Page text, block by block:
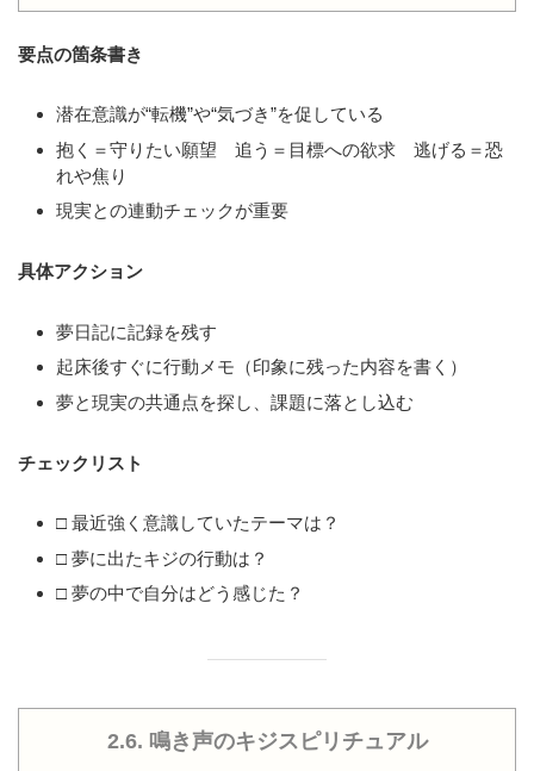
要点の箇条書き
潜在意識が“転機”や“気づき”を促している
抱く＝守りたい願望 追う＝目標への欲求 逃げる＝恐
れや焦り
現実との連動チェックが重要
具体アクション
夢日記に記録を残す
起床後すぐに行動メモ（印象に残った内容を書く）
夢と現実の共通点を探し、課題に落とし込む
チェックリスト
□ 最近強く意識していたテーマは？
□ 夢に出たキジの行動は？
□ 夢の中で自分はどう感じた？
2.6. 鳴き声のキジスピリチュアル